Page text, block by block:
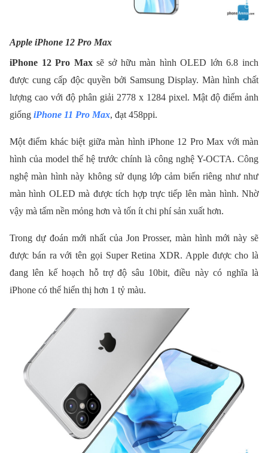
Apple iPhone 12 Pro Max
iPhone 12 Pro Maxsẽ sở hữu màn hình OLED lớn 6.8 inch
được cung cấp độc quyền bởi Samsung Display. Màn hình chất
lượng cao với độ phân giải 2778 x 1284 pixel. Mật độ điểm ảnh
giống iPhone 11 Pro Max, đạt 458ppi.
Một điểm khác biệt giữa màn hình iPhone 12 Pro Max với màn
hình của model thế hệ trước chính là công nghệ Y-OCTA. Công
nghệ màn hình này không sử dụng lớp cảm biến riêng như như
màn hình OLED mà được tích hợp trực tiếp lên màn hình. Nhờ
vậy mà tấm nền mỏng hơn và tốn ít chi phí sản xuất hơn.
Trong dự đoán mới nhất của Jon Prosser, màn hình mới này sẽ
được bán ra với tên gọi Super Retina XDR. Apple được cho là
đang lên kế hoạch hỗ trợ độ sâu 10bit, điều này có nghĩa là
iPhone có thể hiển thị hơn 1 tỷ màu.